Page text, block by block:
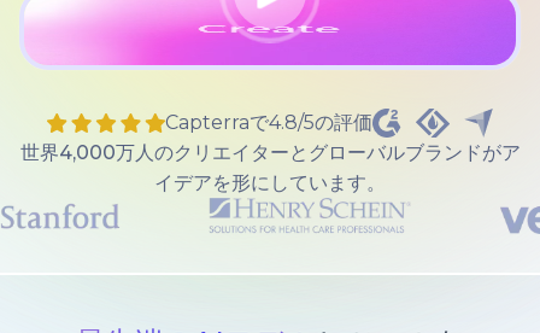
Capterraで4.8/5の評価
世界4,000万人のクリエイターとグローバルブランドがア
イデアを形にしています。